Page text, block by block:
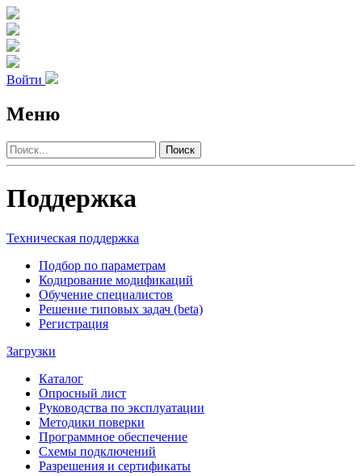
Войти
Меню
Поиск
Поддержка
Техническая поддержка
Подбор по параметрам
Кодирование модификаций
Обучение специалистов
Решение типовых задач (beta)
Регистрация
Загрузки
Каталог
Опросный лист
Руководства по эксплуатации
Методики поверки
Программное обеспечение
Схемы подключений
Разрешения и сертификаты